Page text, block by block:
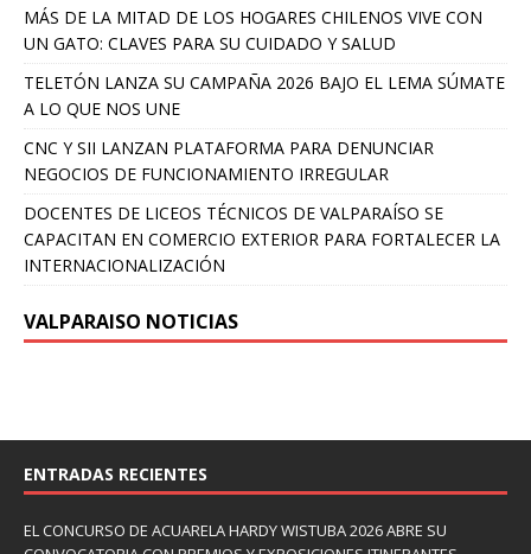
MÁS DE LA MITAD DE LOS HOGARES CHILENOS VIVE CON
UN GATO: CLAVES PARA SU CUIDADO Y SALUD
TELETÓN LANZA SU CAMPAÑA 2026 BAJO EL LEMA SÚMATE
A LO QUE NOS UNE
CNC Y SII LANZAN PLATAFORMA PARA DENUNCIAR
NEGOCIOS DE FUNCIONAMIENTO IRREGULAR
DOCENTES DE LICEOS TÉCNICOS DE VALPARAÍSO SE
CAPACITAN EN COMERCIO EXTERIOR PARA FORTALECER LA
INTERNACIONALIZACIÓN
VALPARAISO NOTICIAS
ENTRADAS RECIENTES
EL CONCURSO DE ACUARELA HARDY WISTUBA 2026 ABRE SU